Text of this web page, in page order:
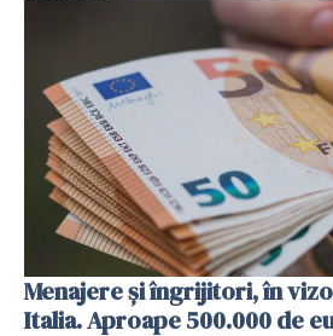
Menajere și îngrijitori, în
Italia. Aproape 500.000 de